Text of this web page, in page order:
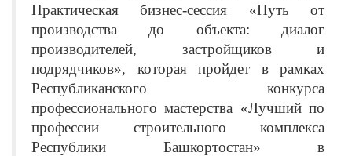
Практическая бизнес-сессия «Путь от
производства до объекта: диалог
производителей, застройщиков и
подрядчиков», которая пройдет в рамках
Республиканского конкурса
профессионального мастерства «Лучший по
профессии строительного комплекса
Республики Башкортостан» в